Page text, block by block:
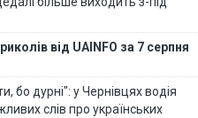
від UAINFO за 7 серпня
бо дурні": у Чернівцях водія
слів про українських